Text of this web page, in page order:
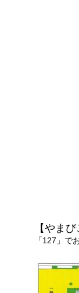
【やま
「127」で